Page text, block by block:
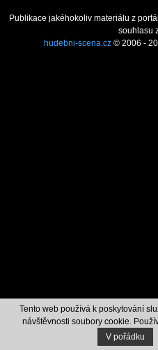
Publikace jakéhokoliv materiálu z
souhlasu
hudebni-scena.cz© 2006 -
Tento web používá k poskytování
návštěvnosti soubory cookie.
V pořádku